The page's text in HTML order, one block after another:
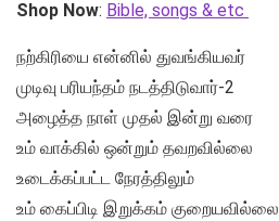
Shop Now: Bible, songs & etc
நற்கிரியை என்னில் துவங்கியவர்
முடிவு பரியந்தம் நடத்திடுவார்-2
அழைத்த நாள் முதல் இன்று வரை
உம் வாக்கில் ஒன்றும் தவறவில்லை
உடைக்கப்பட்ட நேரத்திலும்
உம் கைப்பிடி இறுக்கம் குறையவில்லை